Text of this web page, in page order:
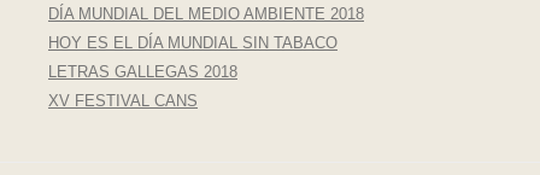
DÍA MUNDIAL DEL MEDIO AMBIENTE 2018
HOY ES EL DÍA MUNDIAL SIN TABACO
LETRAS GALLEGAS 2018
XV FESTIVAL CANS